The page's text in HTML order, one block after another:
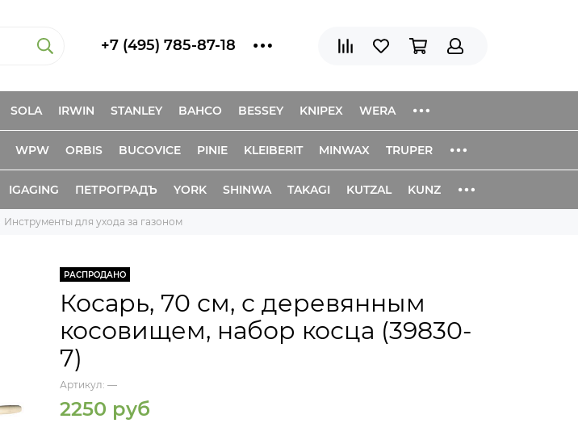
+7 (495) 785-87-18
SOLA IRWIN STANLEY BAHCO BESSEY KNIPEX WERA
WPW ORBIS BUCOVICE PINIE KLEIBERIT MINWAX TRUPER
IGAGING ПЕТРОГРАДЪ YORK SHINWA TAKAGI KUTZAL KUNZ
Инструменты для ухода за газоном
РАСПРОДАНО
Косарь, 70 см, с деревянным
косовищем, набор косца (39830-
7)
Артикул: —
2250 руб